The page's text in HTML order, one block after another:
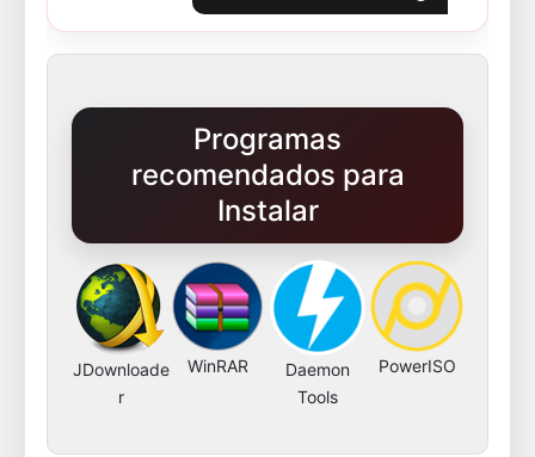
Programas
recomendados para
Instalar
JDownloade
r
WinRAR
Daemon
Tools
PowerISO